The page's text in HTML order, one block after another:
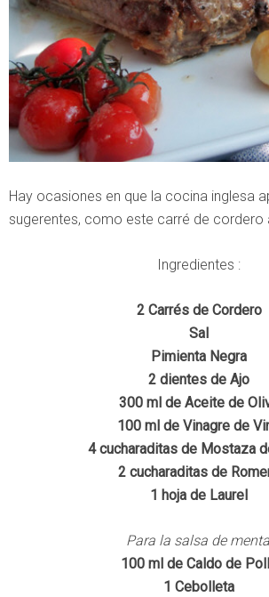
Hay ocasiones en que la cocina inglesa
sugerentes, como este carré de cordero
Ingredientes :
2 Carrés de Cordero
Sal
Pimienta Negra
2 dientes de Ajo
300 ml de Aceite de
100 ml de Vinagre de
4 cucharaditas de Mostaza
2 cucharaditas de
1 hoja de Laurel
Para la salsa de
100 ml de Caldo de
1 Cebolleta